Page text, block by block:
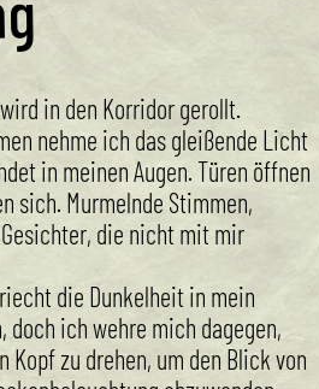
in den Korridor gerollt.
nehme ich das gleißende Licht
in meinen Augen. Türen öffnen
sich. Murmelnde Stimmen,
die nicht mit mir
die Dunkelheit in mein
doch ich wehre mich dagegen,
Kopf zu drehen, um den Blick von